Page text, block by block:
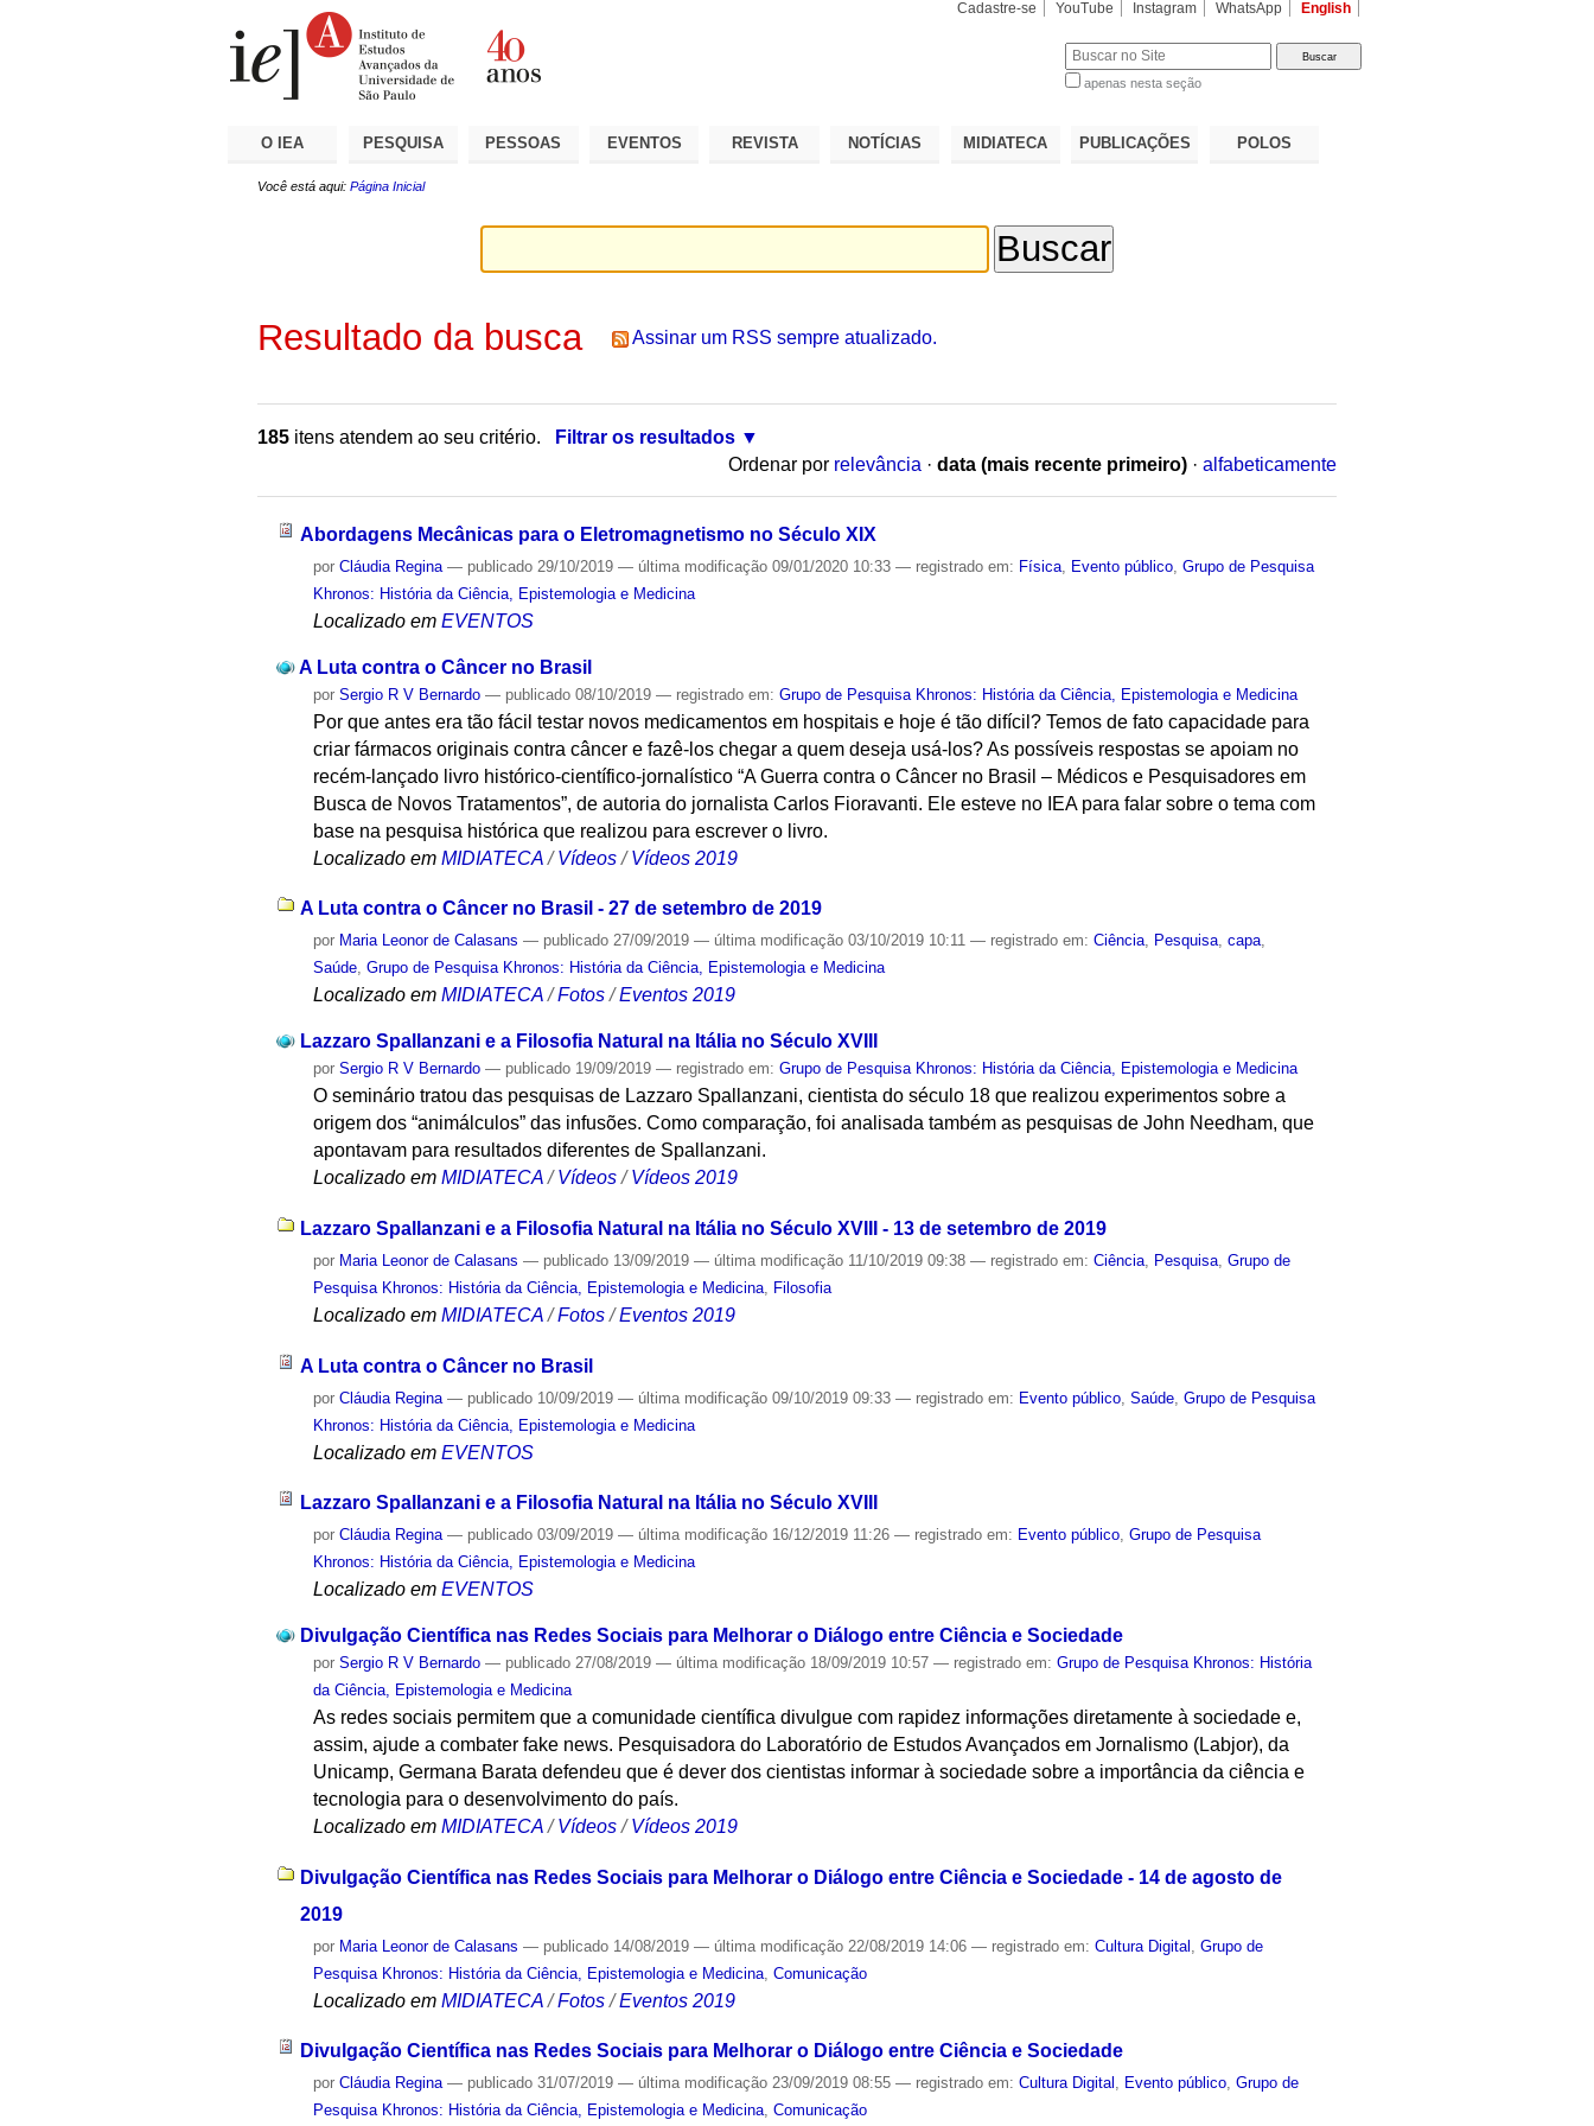
Cadastre-se YouTube Instagram WhatsApp English
apenas nesta seção
O IEA PESQUISA PESSOAS EVENTOS REVISTA NOTÍCIAS MIDIATECA PUBLICAÇÕES POLOS
Você está aqui: Página Inicial
Resultado da busca Assinar um RSS sempre atualizado.
185 itens atendem ao seu critério.
Filtrar os resultados
Ordenar por relevância · data (mais recente primeiro) · alfabeticamente
Abordagens Mecânicas para o Eletromagnetismo no Século XIX
porCláudia Regina — publicado 29/10/2019— última modificação 09/01/2020 10:33— registrado em: Física Evento público ,Grupo de Pesquisa
Khronos: História da Ciência, Epistemologia e Medicina
Localizado em EVENTOS
A Luta contra o Câncer no Brasil
porSergio R V Bernardo — publicado 08/10/2019— registrado em:Grupo de Pesquisa Khronos: História da Ciência, Epistemologia e Medicina
Por que antes era tão fácil testar novos medicamentos em hospitais e hoje é tão difícil? Temos de fato capacidade para
criar fármacos originais contra câncer e fazê-los chegar a quem deseja usá-los? As possíveis respostas se apoiam no
recém-lançado livro histórico-científico-jornalístico “A Guerra contra o Câncer no Brasil – Médicos e Pesquisadores em
Busca de Novos Tratamentos”, de autoria do jornalista Carlos Fioravanti. Ele esteve no IEA para falar sobre o tema com
base na pesquisa histórica que realizou para escrever o livro.
Localizado em MIDIATECA /Vídeos /Vídeos 2019
A Luta contra o Câncer no Brasil - 27 de setembro de 2019
por Maria Leonor de Calasans — publicado 27/09/2019— última modificação 03/10/2019 10:11— registrado em:Ciência, Pesquisa,capa,
Saúde,Grupo de Pesquisa Khronos: História da Ciência, Epistemologia e Medicina
Localizado em MIDIATECA /Fotos /Eventos 2019
Lazzaro Spallanzani e a Filosofia Natural na Itália no Século XVIII
porSergio R V Bernardo — publicado 19/09/2019— registrado em:Grupo de Pesquisa Khronos: História da Ciência, Epistemologia e Medicina
O seminário tratou das pesquisas de Lazzaro Spallanzani, cientista do século 18 que realizou experimentos sobre a
origem dos “animálculos” das infusões. Como comparação, foi analisada também as pesquisas de John Needham, que
apontavam para resultados diferentes de Spallanzani.
Localizado em MIDIATECA /Vídeos /Vídeos 2019
Lazzaro Spallanzani e a Filosofia Natural na Itália no Século XVIII - 13 de setembro de 2019
por Maria Leonor de Calasans — publicado 13/09/2019— última modificação 11/10/2019 09:38— registrado em:Ciência Pesquisa ,Grupo de
Pesquisa Khronos: História da Ciência, Epistemologia e Medicina
Filosofia
Localizado em MIDIATECA /Fotos /Eventos 2019
A Luta contra o Câncer no Brasil
porCláudia Regina — publicado 10/09/2019— última modificação 09/10/2019 09:33— registrado em: Evento público ,Saúde ,Grupo de Pesquisa
Khronos: História da Ciência, Epistemologia e Medicina
Localizado em EVENTOS
Lazzaro Spallanzani e a Filosofia Natural na Itália no Século XVIII
porCláudia Regina — publicado 03/09/2019— última modificação 16/12/2019 11:26— registrado em: Evento público,Grupo de Pesquisa
Khronos: História da Ciência, Epistemologia e Medicina
Localizado em EVENTOS
Divulgação Científica nas Redes Sociais para Melhorar o Diálogo entre Ciência e Sociedade
porSergio R V Bernardo — publicado 27/08/2019— última modificação 18/09/2019 10:57— registrado em:Grupo de Pesquisa Khronos: História
da Ciência, Epistemologia e Medicina
As redes sociais permitem que a comunidade científica divulgue com rapidez informações diretamente à sociedade e,
assim, ajude a combater fake news. Pesquisadora do Laboratório de Estudos Avançados em Jornalismo (Labjor), da
Unicamp, Germana Barata defendeu que é dever dos cientistas informar à sociedade sobre a importância da ciência e
tecnologia para o desenvolvimento do país.
Localizado em MIDIATECA /Vídeos /Vídeos 2019
Divulgação Científica nas Redes Sociais para Melhorar o Diálogo entre Ciência e Sociedade - 14 de agosto de
2019
por Maria Leonor de Calasans — publicado 14/08/2019— última modificação 22/08/2019 14:06— registrado em:Cultura Digital ,Grupo de
Pesquisa Khronos: História da Ciência, Epistemologia e Medicina ,Comunicação
Localizado em MIDIATECA /Fotos /Eventos 2019
Divulgação Científica nas Redes Sociais para Melhorar o Diálogo entre Ciência e Sociedade
porCláudia Regina — publicado 31/07/2019— última modificação 23/09/2019 08:55— registrado em:Cultura Digital , Evento público,Grupo de
Pesquisa Khronos: História da Ciência, Epistemologia e Medicina,Comunicação